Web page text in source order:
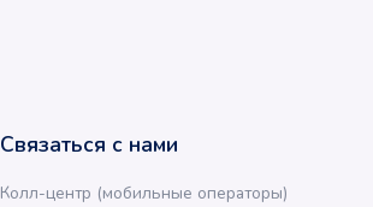
Связаться с нами
Колл-центр (мобильные операторы)